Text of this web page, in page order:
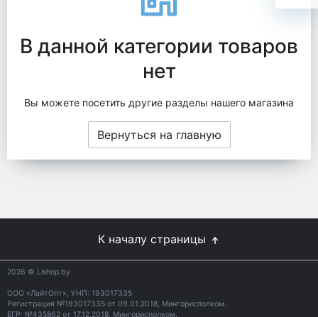
В данной категории товаров
нет
Вы можете посетить другие разделы нашего магазина
Вернуться на главную
К началу страницы
2026 © Lishop.by
ООО «ЛайтОпт», УНП: 193017335
Регистрация №193017335 от 09.01.2018, Мингорисполком.
ЕГР: №435862 от 17.12.2018, Мингорисполком.